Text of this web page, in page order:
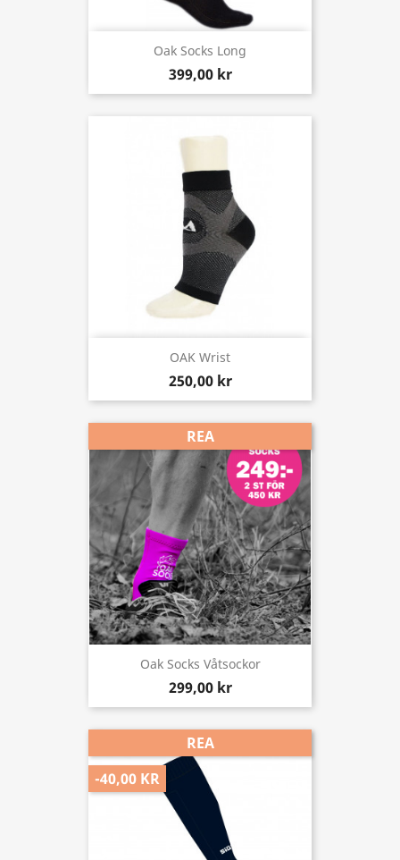
Oak Socks Long
399,00 kr
OAK Wrist
250,00 kr
Oak Socks Våtsockor
299,00 kr
REA
REA
-40,00 KR